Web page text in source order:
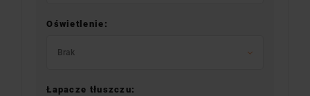
Oświetlenie:
Brak
Łapacze tłuszczu: